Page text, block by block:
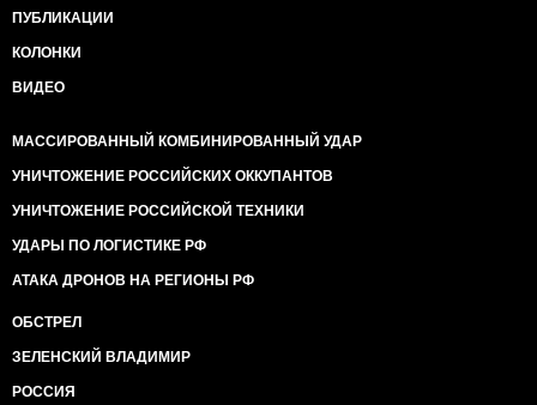
ПУБЛИКАЦИИ
КОЛОНКИ
ВИДЕО
МАССИРОВАННЫЙ КОМБИНИРОВАННЫЙ УДАР
УНИЧТОЖЕНИЕ РОССИЙСКИХ ОККУПАНТОВ
УНИЧТОЖЕНИЕ РОССИЙСКОЙ ТЕХНИКИ
УДАРЫ ПО ЛОГИСТИКЕ РФ
АТАКА ДРОНОВ НА РЕГИОНЫ РФ
ОБСТРЕЛ
ЗЕЛЕНСКИЙ ВЛАДИМИР
РОССИЯ